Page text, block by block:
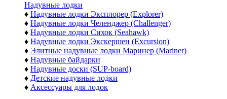
Надувные лодки
♦ Надувные лодки Эксплорер (Explorer)
♦ Надувные лодки Челенджер (Challenger)
♦ Надувные лодки Сихок (Seahawk)
♦ Надувные лодки Экскершен (Excursion)
♦ Элитные надувные лодки Маринер (Mariner)
♦ Надувные байдарки
♦ Надувные доски (SUP-board)
♦ Детские надувные лодки
♦ Аксессуары для лодок